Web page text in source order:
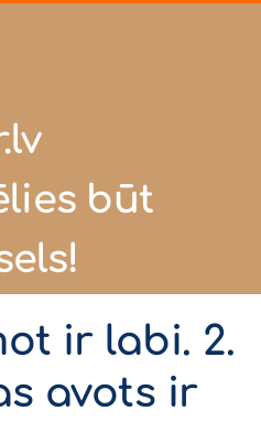
būt
ir labi. 2.
avots ir